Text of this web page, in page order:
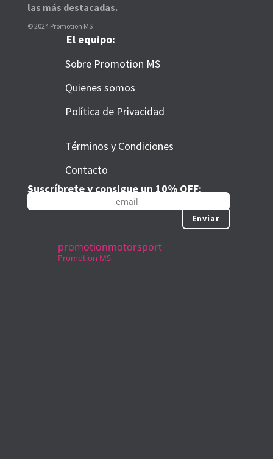
las más destacadas.
© 2024 Promotion MS
El equipo:
Sobre Promotion MS
Quienes somos
Política de Privacidad
Términos y Condiciones
Contacto
Suscríbrete y consigue un 10% OFF:
Enviar
promotionmotorsport
Promotion MS